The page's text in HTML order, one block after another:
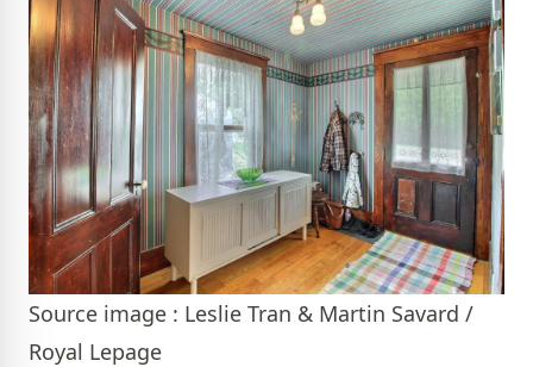
Source image : Leslie Tran & Martin Savard /
Royal Lepage